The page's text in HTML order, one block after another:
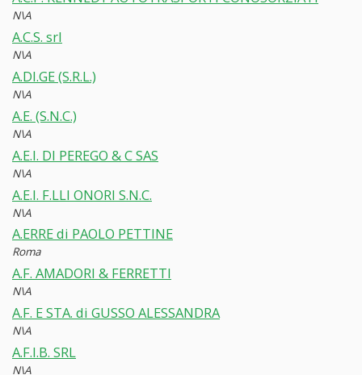
N\A
A.C.S. srl
N\A
A.DI.GE (S.R.L.)
N\A
A.E. (S.N.C.)
N\A
A.E.I. DI PEREGO & C SAS
N\A
A.E.I. F.LLI ONORI S.N.C.
N\A
A.ERRE di PAOLO PETTINE
Roma
A.F. AMADORI & FERRETTI
N\A
A.F. E STA. di GUSSO ALESSANDRA
N\A
A.F.I.B. SRL
N\A